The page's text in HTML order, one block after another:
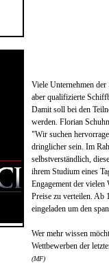
Viele Unternehmen
aber qualifizierte
Damit soll bei den
werden. Florian
"Wir suchen
dringlicher sein. Im
selbstverständlich,
ihrem Studium eines
Engagement der vielen
Preise zu verteilen. Ab
eingeladen um den
Wer mehr wissen
Wettbewerben der
(MF)